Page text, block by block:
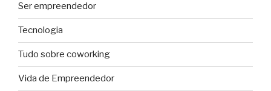
Ser empreendedor
Tecnologia
Tudo sobre coworking
Vida de Empreendedor